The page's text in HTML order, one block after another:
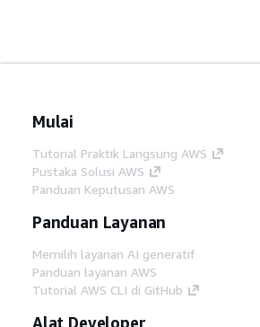
Mulai
Tutorial Praktik Langsung AWS
Pustaka Solusi AWS
Panduan Keputusan AWS
Panduan Layanan
Memilih layanan AI generatif
Panduan layanan AWS
Tutorial AWS CLI di GitHub
Alat Developer